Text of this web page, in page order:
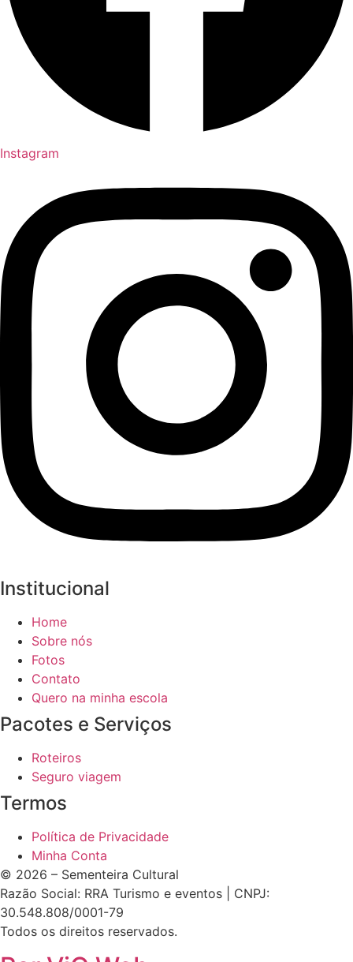
Instagram
Institucional
Home
Sobre nós
Fotos
Contato
Quero na minha escola
Pacotes e Serviços
Roteiros
Seguro viagem
Termos
Política de Privacidade
Minha Conta
© 2026 – Sementeira Cultural
Razão Social: RRA Turismo e eventos | CNPJ:
30.548.808/0001-79
Todos os direitos reservados.